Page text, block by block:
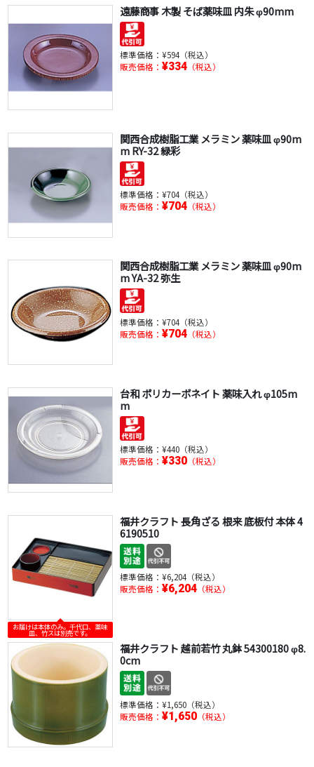
遠藤商事 木製 そば薬味皿 内朱 φ90mm
標準価格： ¥594（税込）
販売価格： ¥334（税込）
関西合成樹脂工業 メラミン 薬味皿 φ90m
m RY-32 緑彩
標準価格： ¥704（税込）
販売価格： ¥704（税込）
関西合成樹脂工業 メラミン 薬味皿 φ90m
m YA-32 弥生
標準価格： ¥704（税込）
販売価格： ¥704（税込）
台和 ポリカーボネイト 薬味入れ φ105m
m
標準価格： ¥440（税込）
販売価格： ¥330（税込）
お届けは本体のみ。千代口、薬味
皿、竹スは別売です。
福井クラフト 長角ざる 根来 底板付 本体 4
6190510
標準価格： ¥6,204（税込）
販売価格： ¥6,204（税込）
福井クラフト 越前若竹 丸鉢 54300180 φ8.
0cm
標準価格： ¥1,650（税込）
販売価格： ¥1,650（税込）